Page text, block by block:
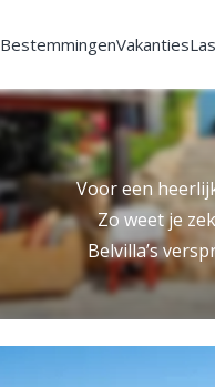
BestemmingenVakanties
Voor een
Zo weet je
Belvilla’s